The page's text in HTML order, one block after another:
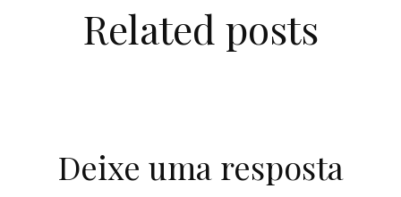
Related posts
Deixe uma resposta